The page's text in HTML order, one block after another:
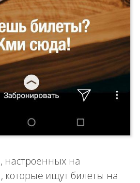
настроенных на
которые ищут билеты на